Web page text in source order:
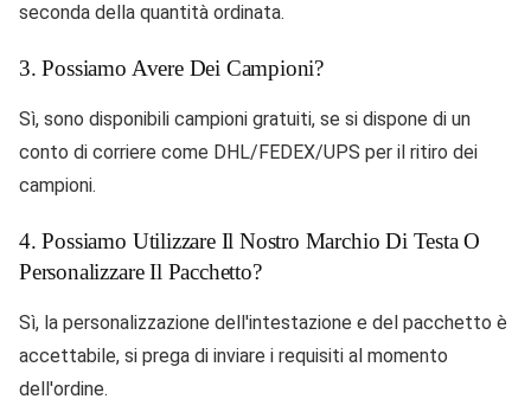
seconda della quantità ordinata.
3. Possiamo Avere Dei Campioni?
Sì, sono disponibili campioni gratuiti, se si dispone di un
conto di corriere come DHL/FEDEX/UPS per il ritiro dei
campioni.
4. Possiamo Utilizzare Il Nostro Marchio Di Testa O
Personalizzare Il Pacchetto?
Sì, la personalizzazione dell'intestazione e del pacchetto è
accettabile, si prega di inviare i requisiti al momento
dell'ordine.